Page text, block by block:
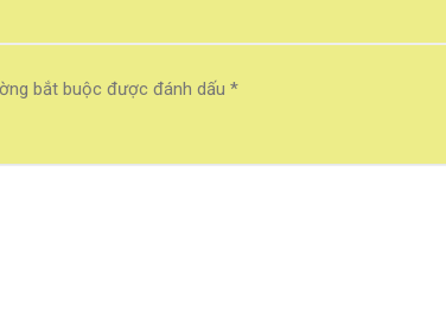
bắt buộc được đánh dấu *